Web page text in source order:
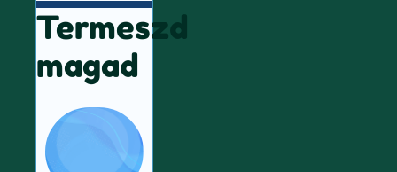
Termeszd
magad